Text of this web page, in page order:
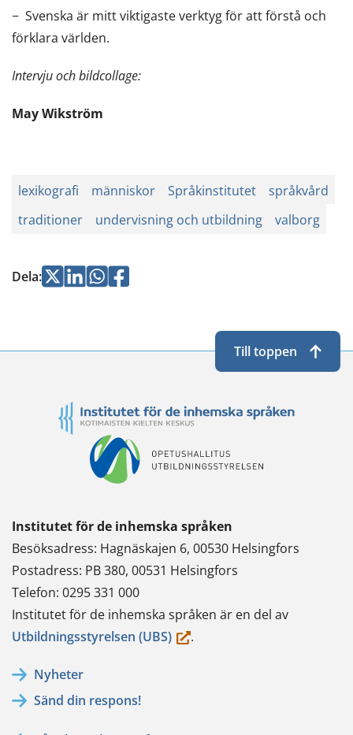
− Svenska är mitt viktigaste verktyg för att förstå och
förklara världen.
Intervju och bildcollage:
May Wikström
lexikografi människor Språkinstitutet
språkvård
traditioner
undervisning och utbildning valborg
Dela:Jaa Jaa Jaa
Jaa
Institutet för de inhemska språken
Besöksadress: Hagnäskajen 6, 00530 Helsingfors
Postadress: PB 380, 00531 Helsingfors
Telefon: 0295 331 000
Institutet för de inhemska språken är en del av
Utbildningsstyrelsen (UBS)(du.
Nyheter
Sänd din respons!
Till toppen